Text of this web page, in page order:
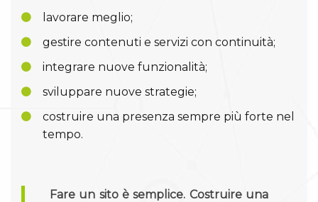
lavorare meglio;
gestire contenuti e servizi con continuità;
integrare nuove funzionalità;
sviluppare nuove strategie;
costruire una presenza sempre più forte nel
tempo.
Fare un sito è semplice. Costruire una